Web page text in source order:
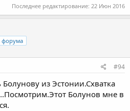
Последнее редактирование: 22 Июн 2016
форума
#94
из Эстонии.Схватка
Болунов мне в